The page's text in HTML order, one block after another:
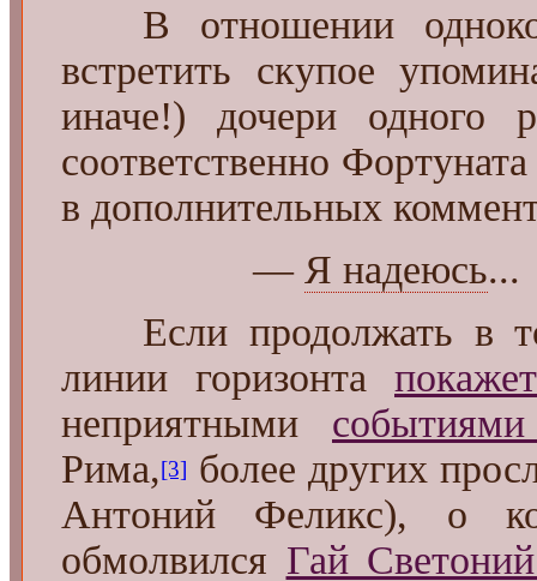
В отношении
встретить скупое
иначе!) дочери одного
соответственно
в дополнительных
— Я надеюсь...
Если продолжать в
линии горизонта
неприятными
Рима,[3] более других
Антоний Феликс), о
обмолвился Гай